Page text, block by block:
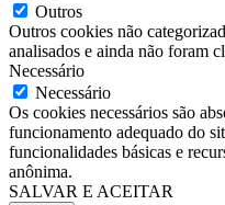
Outros
Outros cookies não
analisados e ainda não foram
Necessário
Necessário
Os cookies necessários são
funcionamento adequado do
funcionalidades básicas e
anônima.
SALVAR E ACEITAR